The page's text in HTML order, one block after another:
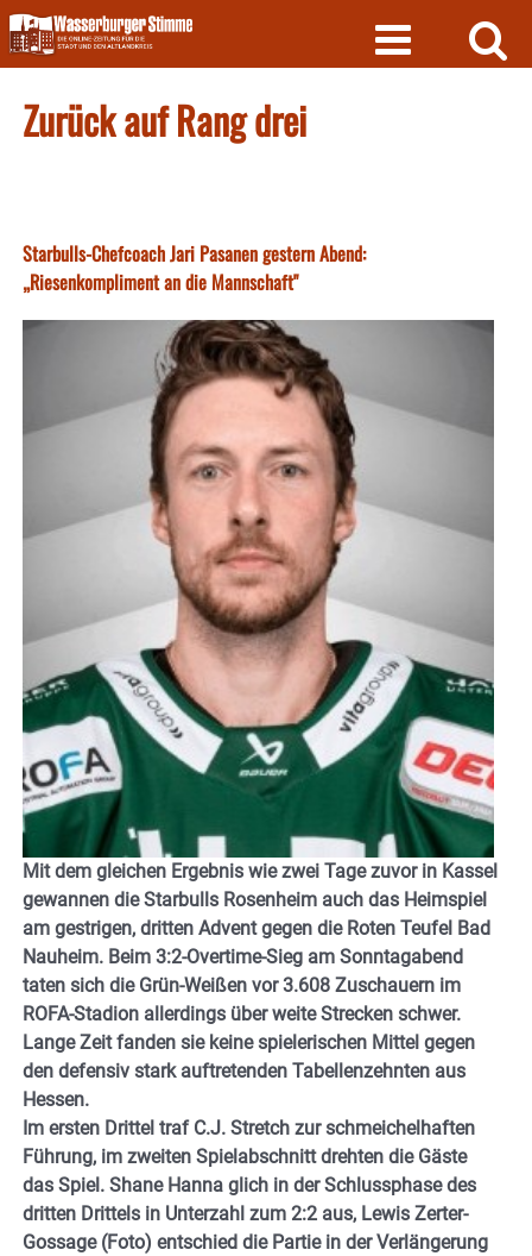
Skip
to
content
Zurück auf Rang drei
Starbulls-Chefcoach Jari Pasanen gestern Abend:
„Riesenkompliment an die Mannschaft"
Mit dem gleichen Ergebnis wie zwei Tage zuvor in Kassel
gewannen die Starbulls Rosenheim auch das Heimspiel
am gestrigen, dritten Advent gegen die Roten Teufel Bad
Nauheim. Beim 3:2-Overtime-Sieg am Sonntagabend
taten sich die Grün-Weißen vor 3.608 Zuschauern im
ROFA-Stadion allerdings über weite Strecken schwer.
Lange Zeit fanden sie keine spielerischen Mittel gegen
den defensiv stark auftretenden Tabellenzehnten aus
Hessen.
Im ersten Drittel traf C.J. Stretch zur schmeichelhaften
Führung, im zweiten Spielabschnitt drehten die Gäste
das Spiel. Shane Hanna glich in der Schlussphase des
dritten Drittels in Unterzahl zum 2:2 aus, Lewis Zerter-
Gossage (Foto) entschied die Partie in der Verlängerung